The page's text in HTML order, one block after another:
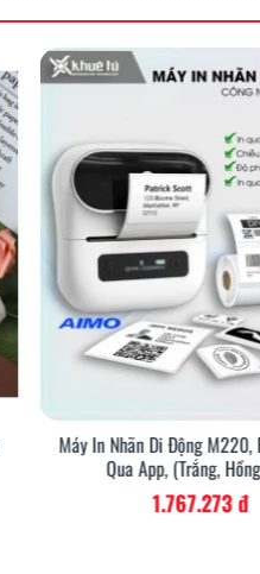
Máy In Nhãn Di Động
Qua App, (Trắng,
1.767.273 đ